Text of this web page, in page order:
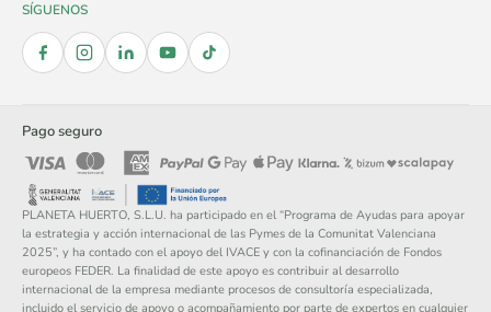
SÍGUENOS
Pago seguro
PLANETA HUERTO, S.L.U. ha participado en el “Programa de Ayudas para apoyar
la estrategia y acción internacional de las Pymes de la Comunitat Valenciana
2025”, y ha contado con el apoyo del IVACE y con la cofinanciación de Fondos
europeos FEDER. La finalidad de este apoyo es contribuir al desarrollo
internacional de la empresa mediante procesos de consultoría especializada,
incluido el servicio de apoyo o acompañamiento por parte de expertos en cualquier